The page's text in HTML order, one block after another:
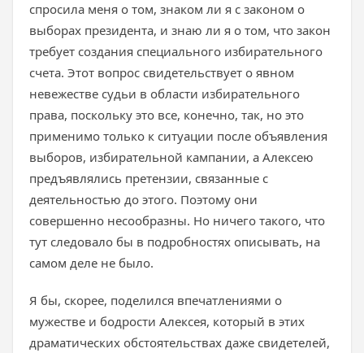
спросила меня о том, знаком ли я с законом о
выборах президента, и знаю ли я о том, что закон
требует создания специального избирательного
счета. Этот вопрос свидетельствует о явном
невежестве судьи в области избирательного
права, поскольку это все, конечно, так, но это
применимо только к ситуации после объявления
выборов, избирательной кампании, а Алексею
предъявлялись претензии, связанные с
деятельностью до этого. Поэтому они
совершенно несообразны. Но ничего такого, что
тут следовало бы в подробностях описывать, на
самом деле не было.
Я бы, скорее, поделился впечатлениями о
мужестве и бодрости Алексея, который в этих
драматических обстоятельствах даже свидетелей,